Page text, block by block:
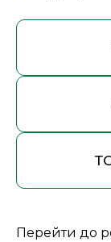
Перейти до